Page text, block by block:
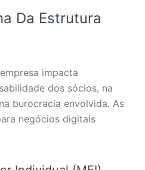
Da Estrutura
impacta
dos sócios, na
burocracia envolvida. As
negócios digitais